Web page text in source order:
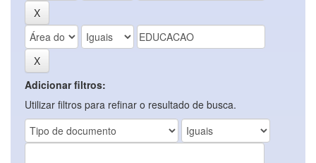
Adicionar filtros:
Utilizar filtros para refinar o resultado de busca.